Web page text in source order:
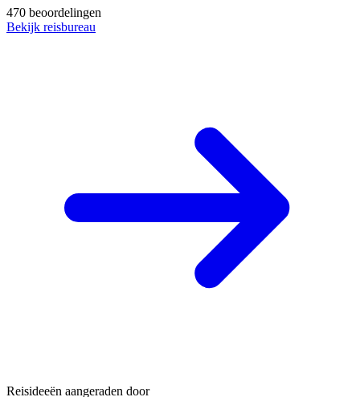
470 beoordelingen
Bekijk reisbureau
Reisideeën aangeraden door